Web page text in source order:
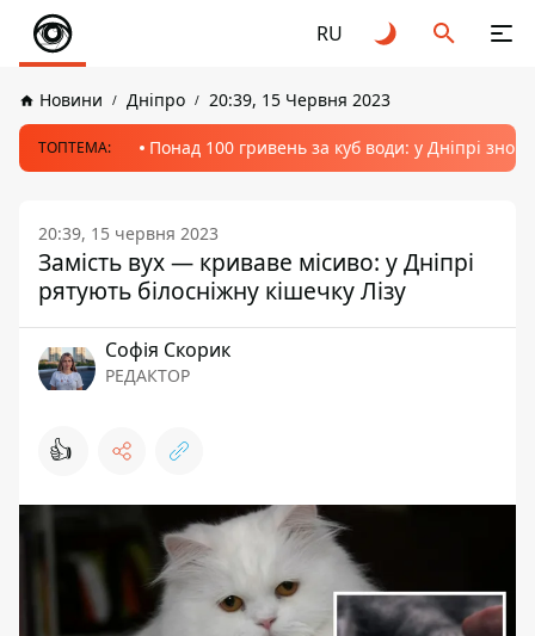
RU
Новини Дніпро 20:39, 15 Червня 2023
ТОПТЕМА: Понад 100 гривень за куб води: у Дніпрі
20:39, 15 червня 2023
Замість вух — криваве місиво: у Дніпрі
рятують білосніжну кішечку Лізу
Софія Скорик
РЕДАКТОР
👍